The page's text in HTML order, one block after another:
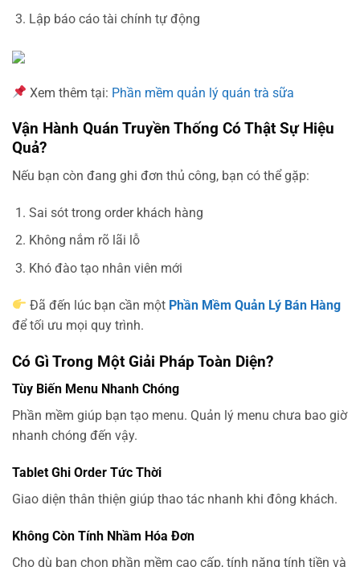
Lập báo cáo tài chính tự động
Xem thêm tại: Phần mềm quản lý quán trà sữa
Vận Hành Quán Truyền Thống Có Thật Sự Hiệu
Quả?
Nếu bạn còn đang ghi đơn thủ công, bạn có thể gặp:
Sai sót trong order khách hàng
Không nắm rõ lãi lỗ
Khó đào tạo nhân viên mới
Đã đến lúc bạn cần một Phần Mềm Quản Lý Bán Hàng
để tối ưu mọi quy trình.
Có Gì Trong Một Giải Pháp Toàn Diện?
Tùy Biến Menu Nhanh Chóng
Phần mềm giúp bạn tạo menu. Quản lý menu chưa bao giờ
nhanh chóng đến vậy.
Tablet Ghi Order Tức Thời
Giao diện thân thiện giúp thao tác nhanh khi đông khách.
Không Còn Tính Nhầm Hóa Đơn
Cho dù bạn chọn phần mềm cao cấp, tính năng tính tiền và